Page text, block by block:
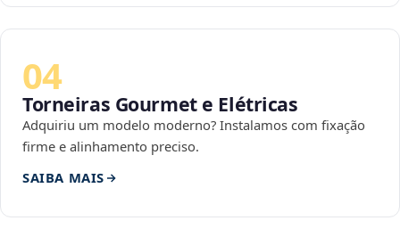
04
Torneiras Gourmet e Elétricas
Adquiriu um modelo moderno? Instalamos com fixação
firme e alinhamento preciso.
SAIBA MAIS